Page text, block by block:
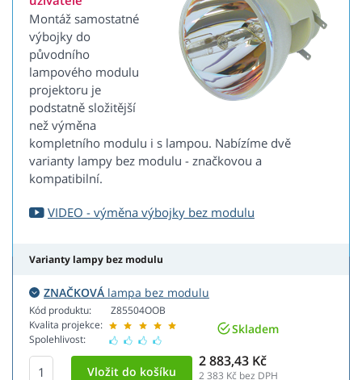
Montáž samostatné
výbojky do
původního
lampového modulu
projektoru je
podstatně složitější
než výměna
kompletního modulu i s lampou. Nabízíme dvě
varianty lampy bez modulu - značkovou a
kompatibilní.
VIDEO - výměna výbojky bez modulu
Varianty lampy bez modulu
ZNAČKOVÁ lampa bez modulu
Kód produktu:
Kvalita projekce:
Spolehlivost:
Z85504OOB
Skladem
2 883,43 Kč
2 383 Kč bez DPH